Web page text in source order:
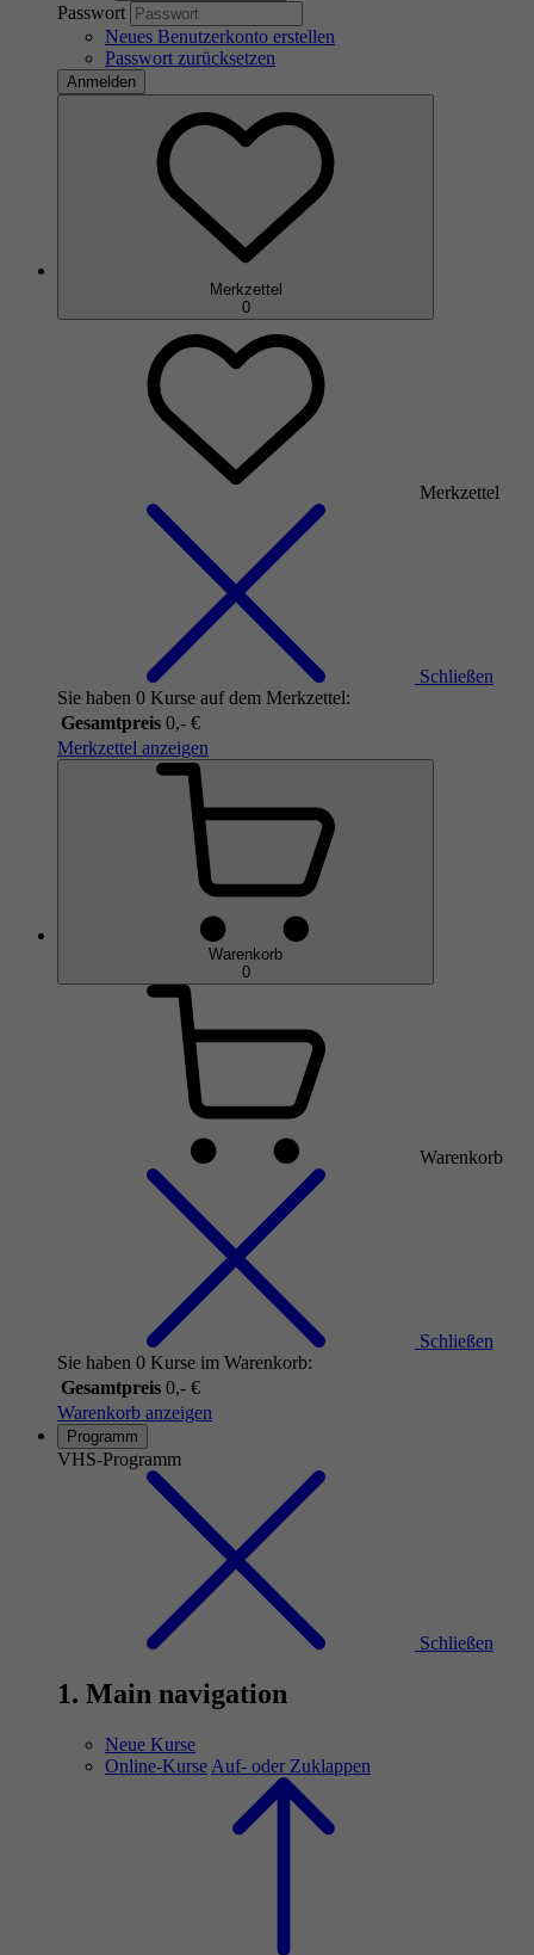
Passwort
Neues Benutzerkonto erstellen
Passwort zurücksetzen
Anmelden
Merkzettel
0
Merkzettel
Schließen
Sie haben 0 Kurse auf dem Merkzettel:
Gesamtpreis 0,- €
Merkzettel anzeigen
Warenkorb
0
Warenkorb
Schließen
Sie haben 0 Kurse im Warenkorb:
Gesamtpreis 0,- €
Warenkorb anzeigen
Programm
VHS-Programm
Schließen
1. Main navigation
Neue Kurse
Online-Kurse Auf- oder Zuklappen